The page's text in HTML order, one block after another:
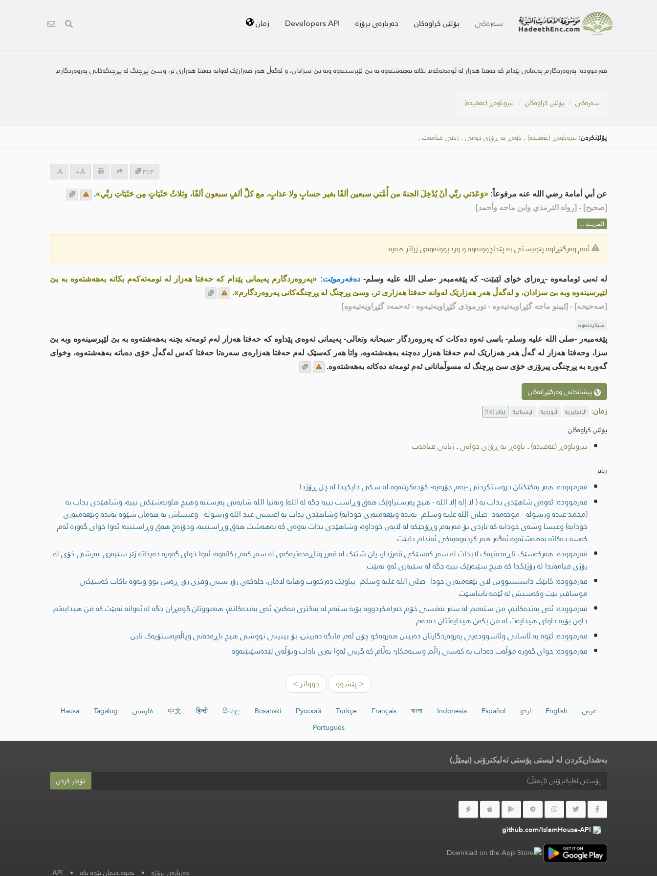
سه‌ره‌كی پۆلێن کراوەکان دەربارەی پرۆژە Developers API زمان
فەرموودە:پەروەردگارم پەیمانی پێدام کە حەفتا هەزار لە ئومەتەکەم بکاتە بەهەشتەوە بە بێ لێپرسینەوە وبە بێ سزادان، و لەگەڵ هەر هەزارێک لەوانە حەفتا هەزاری تر، وسێ پڕچنگ لە پڕچنگەکانى پەروەردگارم
سه‌ره‌كی پۆلێن کراوەکان بیروباوەڕ (عەقیدە)
پۆلێنکردن: بیروباوەڕ (عەقیدە) . باوەڕ بە ڕۆژی دوایی . ژیانی قیامەت .
PDF
+
-
عن أبي أمامة رضي الله عنه مرفوعاً: «وَعَدَني ربِّي أنْ يُدْخِلَ الجنةَ من أُمَّتي سبعين ألفًا بغير حسابٍ ولا عذابٍ، مع كلِّ ألفٍ سبعون ألفًا، وثلاثُ حَثَيَاتٍ مِن حَثَيَاتِ ربِّي».
[صحيح] - [رواه الترمذي وابن ماجه وأحمد]
المزيــد ...
ئەم وەرگێڕاوە پێویستی بە پێداچوونەوە و وردبوونەوەی زیاتر هەیە.
لە ئەبی ئومامەوە -ڕەزای خوای لێبێت- کە پێغەمبەر -صلى اللە علیە وسلم- دەفەرموێت: «پەروەردگارم پەیمانی پێدام کە حەفتا هەزار لە ئومەتەکەم بکاتە بەهەشتەوە بە بێ
لێپرسینەوە وبە بێ سزادان، و لەگەڵ هەر هەزارێک لەوانە حەفتا هەزاری تر، وسێ پڕچنگ لە پڕچنگەکانى پەروەردگارم».
[صەحیحە] - [ئیبنو ماجه گێڕاویەتیەوە - تورموذی گێڕاویەتیەوە - ئەحمەد گێڕاویەتیەوە]
شیکردنەوە
پێغەمبەر -صلى اللە علیە وسلم- باسی ئەوە دەکات کە پەروەردگار -سبحانه وتعالى- پەیمانی ئەوەى پێداوە کە حەفتا هەزار لەم ئومەتە بچنە بەهەشتەوە بە بێ لێپرسینەوە وبە بێ
سزا، وحەفتا هەزار لە گەڵ هەر هەزارێک لەم حەفتا هەزار دەچنە بەهەشتەوە، واتا هەر کەسێک لەم حەفتا هەزارەی سەرەتا حەفتا کەس لەگەڵ خۆی دەباتە بەهەشتەوە، وخواى
گەورە بە پڕچنگی پیرۆزی خۆی سێ پڕچنگ لە مسوڵمانانى ئەم ئومەتە دەکاتە بەهەشتەوە.
پیشاندانی وەرگێڕانەکان
زمان: الإنجليزية الأوردية الإسبانية زیاتر(16)
پۆلێن کراوەکان
بیروباوەڕ (عەقیدە). باوەڕ بە ڕۆژی دوایی.ژیانی قیامەت
زیاتر
فەرموودە: هەر یەکێکتان دروستکردنی -بەم جۆرەیە- کۆدەکرێتەوە لە سکی دایکیدا لە چل ڕۆژدا
فەرموودە: ئەوەی شاهێدی بدات بە ( لا إله إلا الله - هیچ پەرستراوێک هەق وڕاست نییە جگە لە الله) وتەنیا الله شایەنی پەرستنە وهیچ هاوبەشێکی نییە، وشاهێدی بدات بە
(محمد عبده ورسوله - موحەمەد -صلى اللە علیە وسلم- بەندە وپێغەمبەری خودایە) وشاهێدی بدات بە (عیسی عبد الله ورسوله - وعیساش بە هەمان شێوە بەندە وپێغەمبەری
خودایە) وعیسا وشەی خودایە کە ناردی بۆ مەریەم وڕۆحێکە لە لایەن خوداوە، وشاهێدی بدات بەوەی کە بەهەشت هەق وڕاستییە، ودۆزەخ هەق وڕاستییە؛ ئەوا خوای گەورە ئەم
کەسە دەکاتە بەهەشتەوە ئەگەر هەر کردەوەیەکی ئەنجام دابێت
فەرموودە: هەرکەسێک ناڕەحەتیەک لابدات لە سەر کەسێکی قەرزدار، یان شتێک لە قەرز وناڕەحەتیەکەی لە سەر کەم بکاتەوە؛ ئەوا خوای گەورە دەیخاتە ژێر سێبەری عەرشی خۆی لە
رۆژی قیامەتدا لە رۆژێکدا کە هیچ سێبەرێک نییە جگە لە سێبەری ئەو نەبێت
فەرموودە: کاتێک دانیشتبووین لای پێغەمبەری خودا -صلى اللە علیە وسلم- پیاوێک دەرکەوت وهاتە لامان، جلەکەی زۆر سپی وقژی زۆر ڕەش بوو وبەوە ناکات کەسێکی
موسافیر بێت وکەسیش لە ئێمە نایناسێت
فەرموودە: ئەی بەندەکانم، من ستەمم لە سەر نەفسی خۆم حەرامکردووە بۆیە ستەم لە یەکتری مەکەن، ئەی بەندەکانم، هەمووتان گومڕان جگە لە ئەوانە نەبێت کە من هیدایەتم
داون بۆیە داوای هیدایەت لە من بکەن هیدایەتتان دەدەم
فەرموودە: ئێوە بە ئاسانی وئاسوودەیی پەروەردگارتان دەبینن هەروەکو چۆن ئەم مانگە دەبینن، بۆ بینینی تووشی هیچ ناڕەحەتی وپاڵەپەستۆیەک نابن
فەرموودە: خوای گەورە مۆڵەت دەدات بە کەسی زاڵم وستەمکار؛ بەڵام کە گرتی ئەوا بەری نادات وتۆڵەی لێدەسێنێتەوە
< پێشوو دوواتر >
عربي English اردو Español
Indonesia
বাংলা
Français
Türkçe
Русский
Bosanski
සිංහල
हिन्दी
中文 فارسی Tagalog
Hausa
Português
بەشداریکردن لە لیستی پۆستی ئەلیکترۆنی (ئیمێڵ)
تۆمار کردن
github.com/IslamHouse-API
دەربارەی پرۆژە • په‌یوه‌ندیمان پێوه‌ بكه‌ •
API